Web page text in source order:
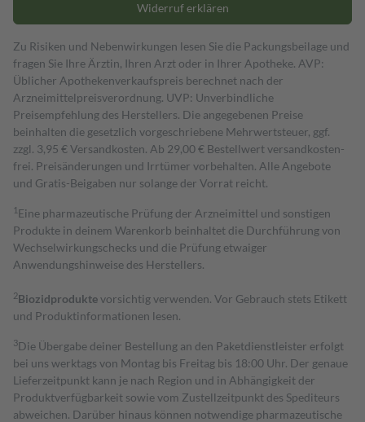
Widerruf erklären
Zu Risiken und Nebenwirkungen lesen Sie die Packungsbeilage und
fragen Sie Ihre Ärztin, Ihren Arzt oder in Ihrer Apotheke. AVP:
Üblicher Apothekenverkaufspreis berechnet nach der
Arzneimittelpreisverordnung. UVP: Unverbindliche
Preisempfehlung des Herstellers. Die angegebenen Preise
beinhalten die gesetzlich vorgeschriebene Mehrwertsteuer, ggf.
zzgl. 3,95 € Versandkosten. Ab 29,00 € Bestell­wert versand­kosten­
frei. Preisänderungen und Irrtümer vorbehalten. Alle Angebote
und Gratis-Beigaben nur solange der Vorrat reicht.
1 Eine pharmazeutische Prüfung der Arzneimittel und sonstigen
Produkte in deinem Warenkorb beinhaltet die Durchführung von
Wechselwirkungschecks und die Prüfung etwaiger
Anwendungshinweise des Herstellers.
2Biozidproduktevorsichtig verwenden. Vor Gebrauch stets Etikett
und Produktinformationen lesen.
3Die Übergabe deiner Bestellung an den Paketdienstleister erfolgt
bei uns werktags von Montag bis Freitag bis 18:00 Uhr. Der genaue
Lieferzeitpunkt kann je nach Region und in Abhängigkeit der
Produktverfügbarkeit sowie vom Zustellzeitpunkt des Spediteurs
abweichen. Darüber hinaus können notwendige pharmazeutische